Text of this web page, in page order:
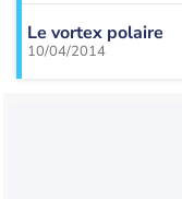
Le vortex polaire
10/04/2014